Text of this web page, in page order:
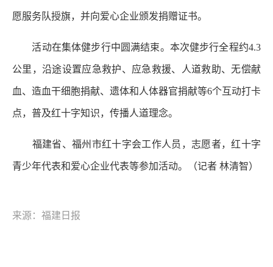
愿服务队授旗，并向爱心企业颁发捐赠证书。
活动在集体健步行中圆满结束。本次健步行全程约4.3
公里，沿途设置应急救护、应急救援、人道救助、无偿献
血、造血干细胞捐献、遗体和人体器官捐献等6个互动打卡
点，普及红十字知识，传播人道理念。
福建省、福州市红十字会工作人员，志愿者，红十字
青少年代表和爱心企业代表等参加活动。 （记者 林清智）
来源：福建日报